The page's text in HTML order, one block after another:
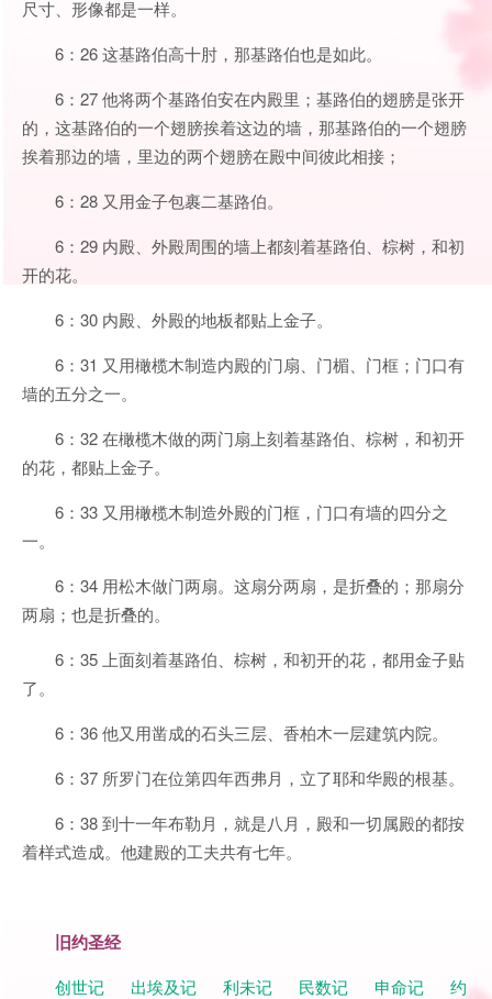
尺寸、形像都是一样。
6：26 这基路伯高十肘，那基路伯也是如此。
6：27 他将两个基路伯安在内殿里；基路伯的翅膀是张开
的，这基路伯的一个翅膀挨着这边的墙，那基路伯的一个翅膀
挨着那边的墙，里边的两个翅膀在殿中间彼此相接；
6：28 又用金子包裹二基路伯。
6：29 内殿、外殿周围的墙上都刻着基路伯、棕树，和初
开的花。
6：30 内殿、外殿的地板都贴上金子。
6：31 又用橄榄木制造内殿的门扇、门楣、门框；门口有
墙的五分之一。
6：32 在橄榄木做的两门扇上刻着基路伯、棕树，和初开
的花，都贴上金子。
6：33 又用橄榄木制造外殿的门框，门口有墙的四分之
一。
6：34 用松木做门两扇。这扇分两扇，是折叠的；那扇分
两扇；也是折叠的。
6：35 上面刻着基路伯、棕树，和初开的花，都用金子贴
了。
6：36 他又用凿成的石头三层、香柏木一层建筑内院。
6：37 所罗门在位第四年西弗月，立了耶和华殿的根基。
6：38 到十一年布勒月，就是八月，殿和一切属殿的都按
着样式造成。他建殿的工夫共有七年。
旧约圣经
创世记 出埃及记 利未记 民数记 申命记
约